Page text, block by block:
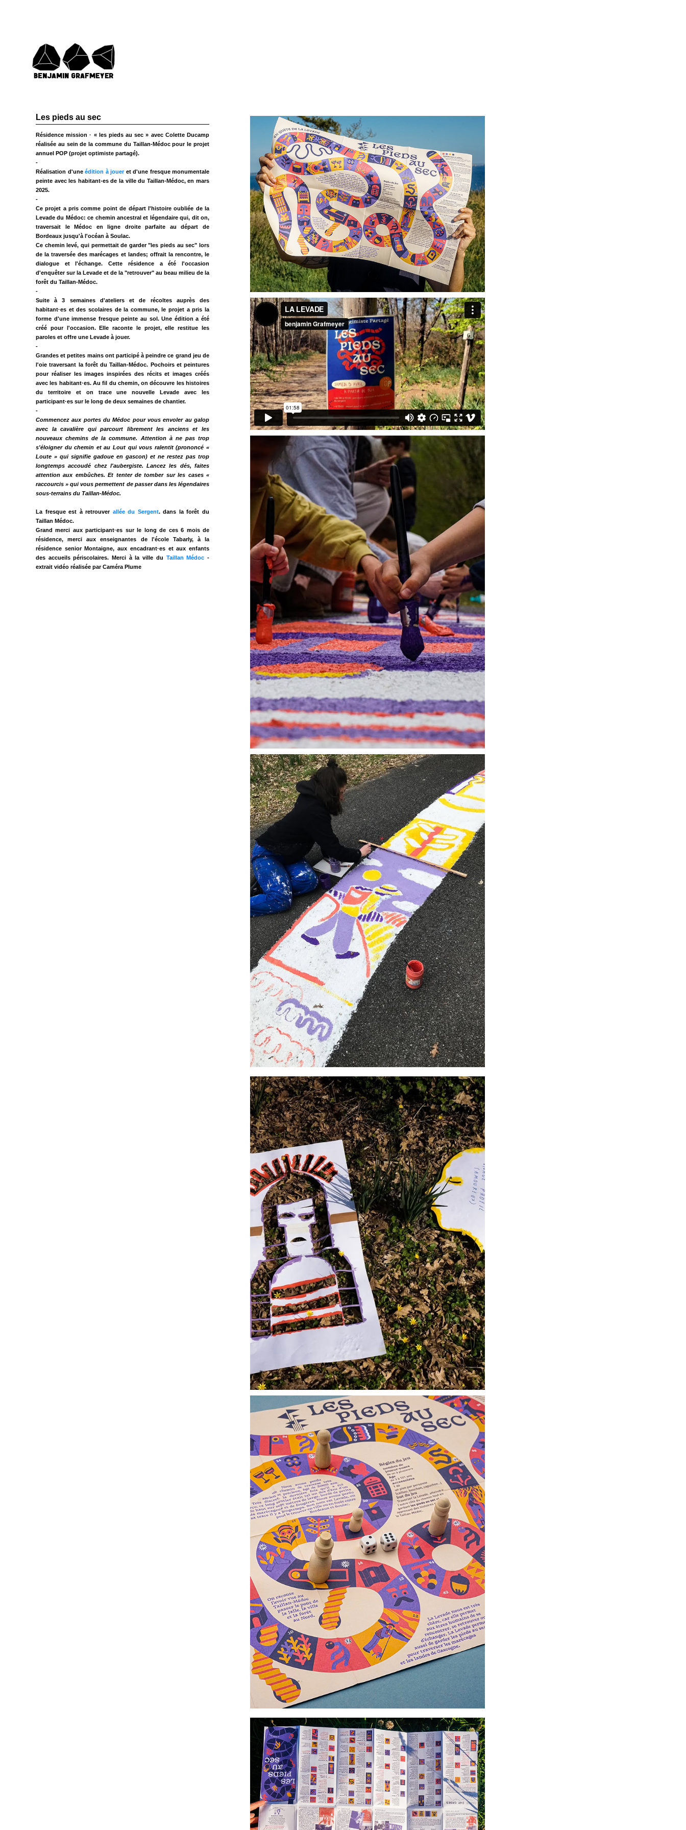
Les pieds au sec
Résidence mission · « les pieds au sec » avec Colette Ducamp
réalisée au sein de la commune du Taillan-Médoc pour le projet
annuel POP (projet optimiste partagé).
-
Réalisation d'une édition à joueret d'une fresque monumentale
peinte avec les habitant-es de la ville du Taillan-Médoc, en mars
2025.
-
Ce projet a pris comme point de départ l'histoire oubliée de la
Levade du Médoc: ce chemin ancestral et légendaire qui, dit on,
traversait le Médoc en ligne droite parfaite au départ de
Bordeaux jusqu'à l'océan à Soulac.
Ce chemin levé, qui permettait de garder "les pieds au sec" lors
de la traversée des marécages et landes; offrait la rencontre, le
dialogue et l'échange. Cette résidence a été l'occasion
d'enquêter sur la Levade et de la "retrouver" au beau milieu de la
forêt du Taillan-Médoc.
-
Suite à 3 semaines d'ateliers et de récoltes auprès des
habitant·es et des scolaires de la commune, le projet a pris la
forme d'une immense fresque peinte au sol. Une édition a été
créé pour l'occasion. Elle raconte le projet, elle restitue les
paroles et offre une Levade à jouer.
-
Grandes et petites mains ont participé à peindre ce grand jeu de
l'oie traversant la forêt du Taillan-Médoc. Pochoirs et peintures
pour réaliser les images inspirées des récits et images créés
avec les habitant·es. Au fil du chemin, on découvre les histoires
du territoire et on trace une nouvelle Levade avec les
participant·es sur le long de deux semaines de chantier.
-
Commencez aux portes du Médoc pour vous envoler au galop
avec la cavalière qui parcourt librement les anciens et les
nouveaux chemins de la commune. Attention à ne pas trop
s'éloigner du chemin et au Lout qui vous ralentit (prononcé «
Loute » qui signifie gadoue en gascon) et ne restez pas trop
longtemps accoudé chez l'aubergiste. Lancez les dés, faites
attention aux embûches. Et tenter de tomber sur les cases «
raccourcis » qui vous permettent de passer dans les légendaires
sous-terrains du Taillan-Médoc.
La fresque est à retrouver allée du Sergent. dans la forêt du
Taillan Médoc.
Grand merci aux participant·es sur le long de ces 6 mois de
résidence, merci aux enseignantes de l'école Tabarly, à la
résidence senior Montaigne, aux encadrant·es et aux enfants
des accueils périscolaires. Merci à la ville du Taillan Médoc -
extrait vidéo réalisée par Caméra Plume